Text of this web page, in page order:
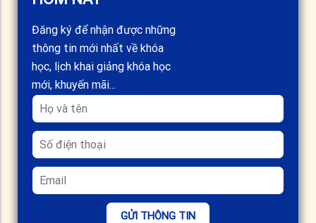
Đăng ký để nhận được những
thông tin mới nhất về khóa
học, lịch khai giảng khóa học
mới, khuyến mãi...
GỬI THÔNG TIN